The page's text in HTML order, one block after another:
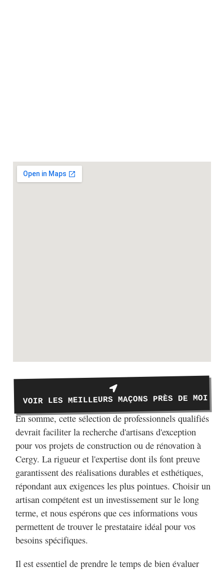
VOIR LES MEILLEURS MAÇONS PRÈS DE MOI
En somme, cette sélection de professionnels qualifiés
devrait faciliter la recherche d'artisans d'exception
pour vos projets de construction ou de rénovation à
Cergy. La rigueur et l'expertise dont ils font preuve
garantissent des réalisations durables et esthétiques,
répondant aux exigences les plus pointues. Choisir un
artisan compétent est un investissement sur le long
terme, et nous espérons que ces informations vous
permettent de trouver le prestataire idéal pour vos
besoins spécifiques.
Il est essentiel de prendre le temps de bien évaluer